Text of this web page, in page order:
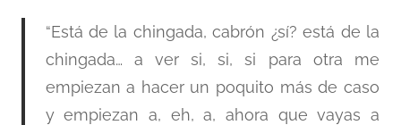
“Está de la chingada, cabrón ¿sí? está de la
chingada… a ver si, si, si para otra me
empiezan a hacer un poquito más de caso
y empiezan a, eh, a, ahora que vayas a